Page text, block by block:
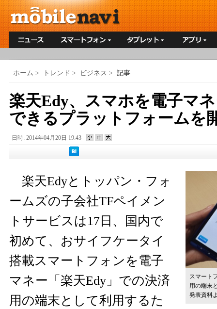
ホーム > トレンド > ビジネス > 記事
楽天Edy、スマホを電子マ
できるプラットフォームを
日時: 2014年04月20日 19:43
スマート
用の端末
発表資料
楽天Edyとトッパン・フォ
ームズの子会社TFペイメン
トサービスは17日、国内で
初めて、おサイフケータイ
搭載スマートフォンを電子
マネー「楽天Edy」での決済
用の端末として利用するた